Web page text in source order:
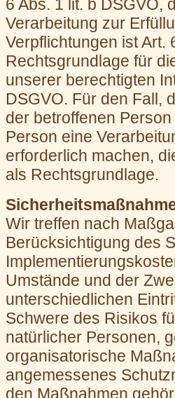
6 Abs. 1 lit. b DSGVO,
Verarbeitung zur
Verpflichtungen ist Art.
Rechtsgrundlage für
unserer berechtigten
DSGVO. Für den Fall,
der betroffenen
Person eine
erforderlich machen,
als Rechtsgrundlage.
Wir treffen nach
Berücksichtigung des
Umstände und der
unterschiedlichen
Schwere des Risikos
natürlicher Personen,
organisatorische
angemessenes
den Maßnahmen